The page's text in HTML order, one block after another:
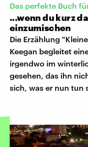
Das perfekte Buch
...wenn du kurz
einzumischen
Die Erzählung
Keegan begleitet
irgendwo im
gesehen, das ihn
sich, was er nun tun